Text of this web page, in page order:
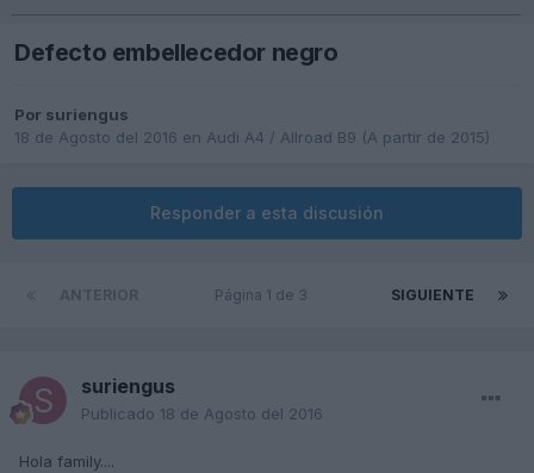
Defecto embellecedor negro
Por suriengus
18 de Agosto del 2016 en Audi A4 / Allroad B9 (A partir de 2015)
Responder a esta discusión
SIGUIENTE
Página 1 de 3
suriengus
Publicado 18 de Agosto del 2016
Hola family....